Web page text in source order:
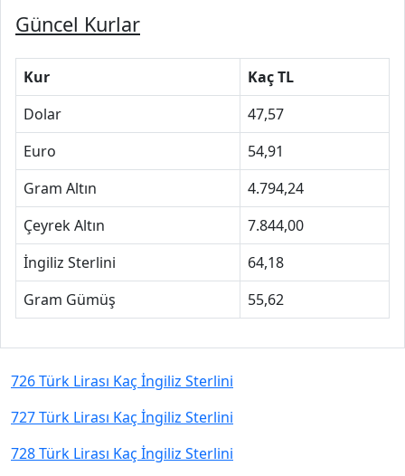
Güncel Kurlar
Kur
Kaç TL
Dolar
47,57
Euro
54,91
Gram Altın
4.794,24
Çeyrek Altın
7.844,00
İngiliz Sterlini
64,18
Gram Gümüş
55,62
726 Türk Lirası Kaç İngiliz Sterlini
727 Türk Lirası Kaç İngiliz Sterlini
728 Türk Lirası Kaç İngiliz Sterlini